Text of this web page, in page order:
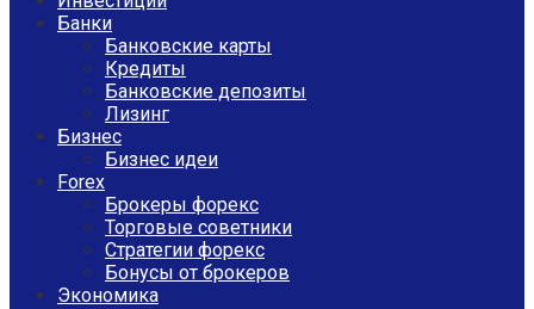
Банки
Банковские карты
Кредиты
Банковские депозиты
Лизинг
Бизнес
Бизнес идеи
Forex
Брокеры форекс
Торговые советники
Стратегии форекс
Бонусы от брокеров
Экономика